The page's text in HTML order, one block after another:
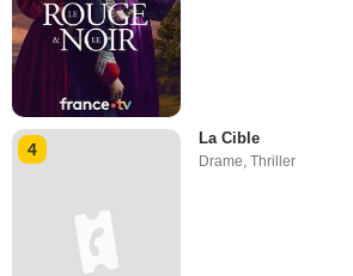
4
La Cible
Drame,Thriller